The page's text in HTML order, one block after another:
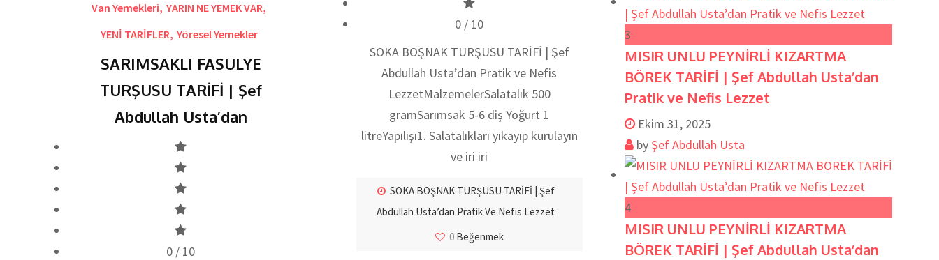
Van Yemekleri, YARIN NE YEMEK VAR,
YENİ TARİFLER, Yöresel Yemekler
SARIMSAKLI FASULYE
TURŞUSU TARİFİ | Şef
Abdullah Usta’dan
0 / 10
0 / 10
SOKA BOŞNAK TURŞUSU TARİFİ | Şef
Abdullah Usta’dan Pratik ve Nefis
LezzetMalzemelerSalatalık 500
gramSarımsak 5-6 diş Yoğurt 1
litreYapılışı1. Salatalıkları yıkayıp kurulayın
ve iri iri
SOKA BOŞNAK TURŞUSU TARİFİ | Şef
Abdullah Usta’dan Pratik Ve Nefis Lezzet
0Beğenmek
3
MISIR UNLU PEYNİRLİ KIZARTMA
BÖREK TARİFİ | Şef Abdullah Usta’dan
Pratik ve Nefis Lezzet
Ekim 31, 2025
by Şef Abdullah Usta
4
MISIR UNLU PEYNİRLİ KIZARTMA
BÖREK TARİFİ | Şef Abdullah Usta’dan